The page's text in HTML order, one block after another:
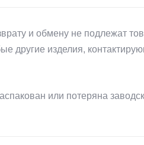
и обмену не подлежат
другие изделия,
или потеряна